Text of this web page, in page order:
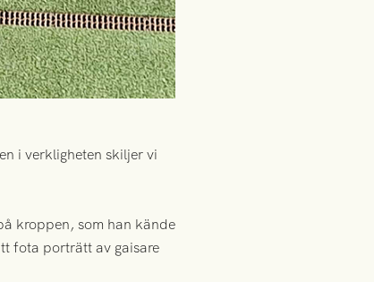
i verkligheten skiljer vi
kroppen, som han kände
fota porträtt av gaisare